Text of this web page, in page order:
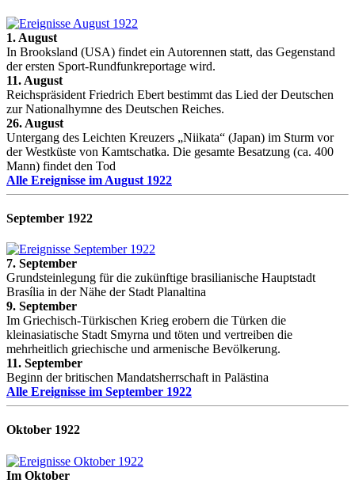
1. August
In Brooksland (USA) findet ein Autorennen statt, das Gegenstand
der ersten Sport-Rundfunkreportage wird.
11. August
Reichspräsident Friedrich Ebert bestimmt das Lied der Deutschen
zur Nationalhymne des Deutschen Reiches.
26. August
Untergang des Leichten Kreuzers „Niikata“ (Japan) im Sturm vor
der Westküste von Kamtschatka. Die gesamte Besatzung (ca. 400
Mann) findet den Tod
Alle Ereignisse im August 1922
September 1922
7. September
Grundsteinlegung für die zukünftige brasilianische Hauptstadt
Brasília in der Nähe der Stadt Planaltina
9. September
Im Griechisch-Türkischen Krieg erobern die Türken die
kleinasiatische Stadt Smyrna und töten und vertreiben die
mehrheitlich griechische und armenische Bevölkerung.
11. September
Beginn der britischen Mandatsherrschaft in Palästina
Alle Ereignisse im September 1922
Oktober 1922
Im Oktober